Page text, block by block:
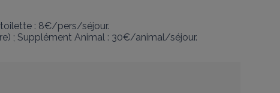
toilette : 8€/pers/séjour.
; Supplément Animal : 30€/animal/séjour.